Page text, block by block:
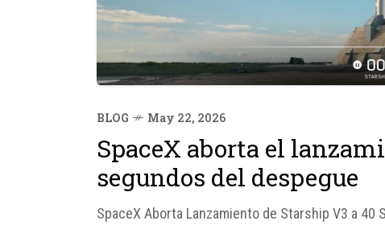
BLOG May 22, 2026
SpaceX aborta el
segundos del despegue
SpaceX Aborta Lanzamiento de Starship V3 a